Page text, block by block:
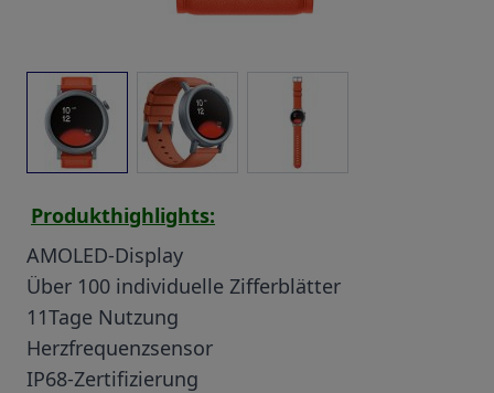
View larger imageView larger imageView larger image
Produkthighlights:
AMOLED-Display
Über 100 individuelle Zifferblätter
11Tage Nutzung
Herzfrequenzsensor
IP68-Zertifizierung